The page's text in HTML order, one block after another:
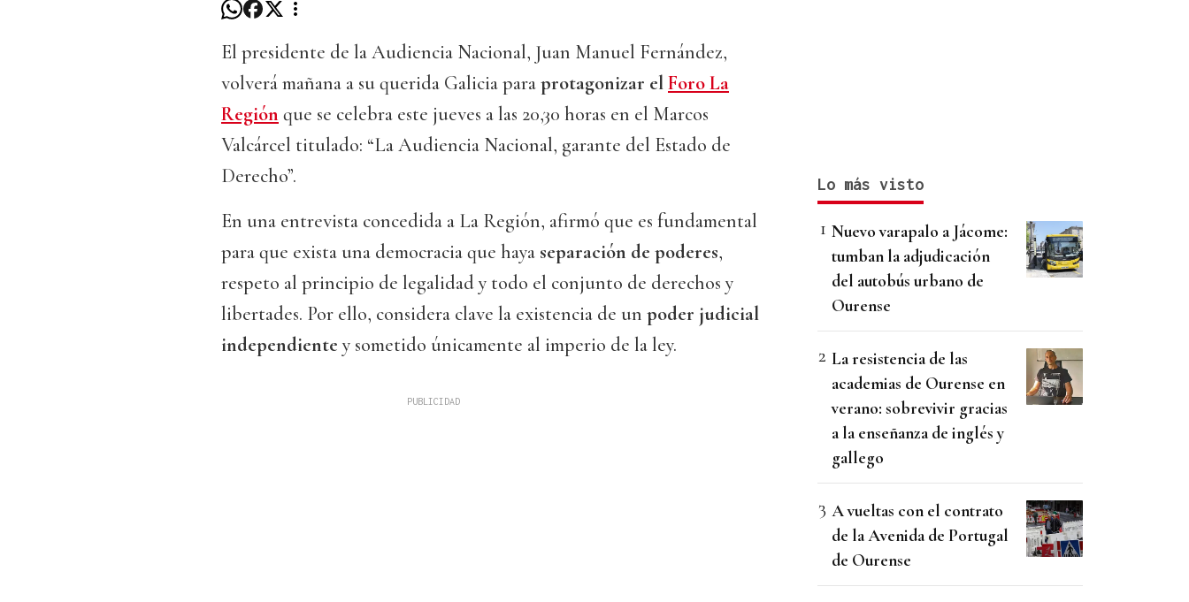
El presidente de la Audiencia Nacional, Juan Manuel Fernández,
volverá mañana a su querida Galicia paraprotagonizar elForo La
Región que se celebra este jueves a las 20,30 horas en el Marcos
Valcárcel titulado: “La Audiencia Nacional, garante del Estado de
Derecho”.
En una entrevista concedida a La Región, afirmó que es fundamental
para que exista una democracia que haya separación de poderes,
respeto al principio de legalidad y todo el conjunto de derechos y
libertades. Por ello, considera clave la existencia de un poder judicial
independiente y sometido únicamente al imperio de la ley.
Lo más visto
Nuevo varapalo a Jácome:
tumban la adjudicación
del autobús urbano de
Ourense
La resistencia de las
academias de Ourense en
verano: sobrevivir gracias
a la enseñanza de inglés y
gallego
A vueltas con el contrato
de la Avenida de Portugal
de Ourense